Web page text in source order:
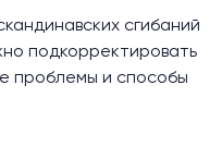
сгибаний
подкорректировать
проблемы и способы